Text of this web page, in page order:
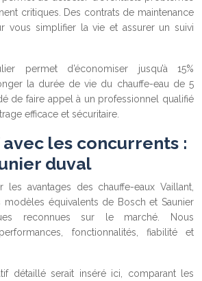
critiques. Des contrats de maintenance
vous simplifier la vie et assurer un suivi
permet d’économiser jusqu’à 15%
la durée de vie du chauffe-eau de 5
de faire appel à un professionnel qualifié
efficace et sécuritaire.
les concurrents :
duval
les avantages des chauffe-eaux Vaillant,
équivalents de Bosch et Saunier
reconnues sur le marché. Nous
fonctionnalités, fiabilité et
détaillé serait inséré ici, comparant les